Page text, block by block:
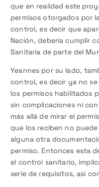
que en realidad este
permisos otorgados por
control, es decir que
Nación, debería cumplir
Sanitaria de parte del
Yeannes por su lado,
control, es decir ya no
los permisos habilitados
sin complicaciones ni
más allá de mirar el
que los reciben no
alguna otra
permiso. Entonces esta
el control sanitario,
serie de requisitos, así